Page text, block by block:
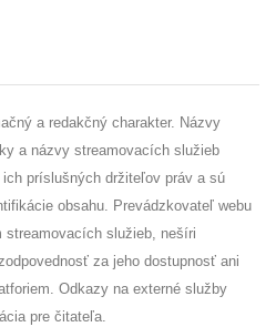
a redakčný charakter. Názvy
a názvy streamovacích služieb
príslušných držiteľov práv a sú
obsahu. Prevádzkovateľ webu
streamovacích služieb, nešíri
za jeho dostupnosť ani
Odkazy na externé služby
pre čitateľa.